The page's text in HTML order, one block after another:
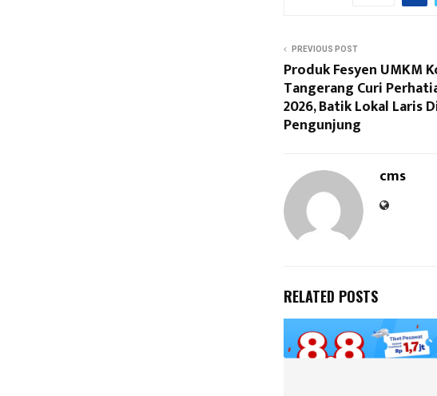
PREVIOUS POST
Produk Fesyen UMKM
Tangerang Curi
2026, Batik Lokal Laris
Pengunjung
cms
RELATED POSTS